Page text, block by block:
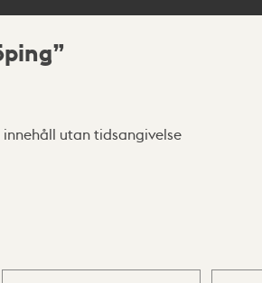
innehåll utan tidsangivelse